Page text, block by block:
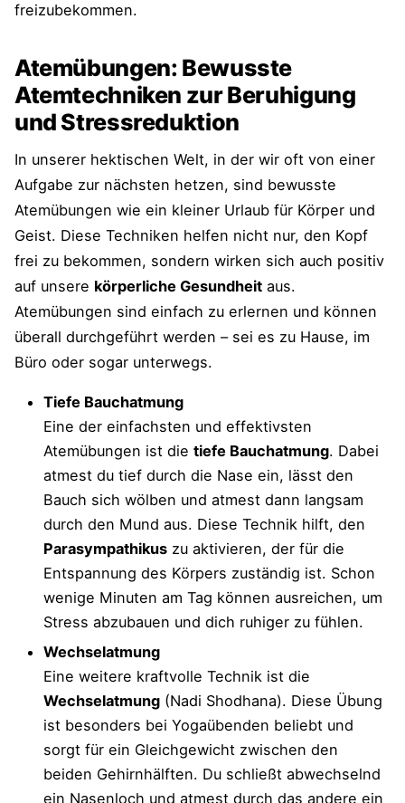
freizubekommen.
Atemübungen: Bewusste
Atemtechniken zur Beruhigung
und Stressreduktion
In unserer hektischen Welt, in der wir oft von einer
Aufgabe zur nächsten hetzen, sind bewusste
Atemübungen wie ein kleiner Urlaub für Körper und
Geist. Diese Techniken helfen nicht nur, den Kopf
frei zu bekommen, sondern wirken sich auch positiv
auf unsere körperliche Gesundheit aus.
Atemübungen sind einfach zu erlernen und können
überall durchgeführt werden – sei es zu Hause, im
Büro oder sogar unterwegs.
Tiefe Bauchatmung
Eine der einfachsten und effektivsten
Atemübungen ist die tiefe Bauchatmung. Dabei
atmest du tief durch die Nase ein, lässt den
Bauch sich wölben und atmest dann langsam
durch den Mund aus. Diese Technik hilft, den
Parasympathikus zu aktivieren, der für die
Entspannung des Körpers zuständig ist. Schon
wenige Minuten am Tag können ausreichen, um
Stress abzubauen und dich ruhiger zu fühlen.
Wechselatmung
Eine weitere kraftvolle Technik ist die
Wechselatmung (Nadi Shodhana). Diese Übung
ist besonders bei Yogaübenden beliebt und
sorgt für ein Gleichgewicht zwischen den
beiden Gehirnhälften. Du schließt abwechselnd
ein Nasenloch und atmest durch das andere ein